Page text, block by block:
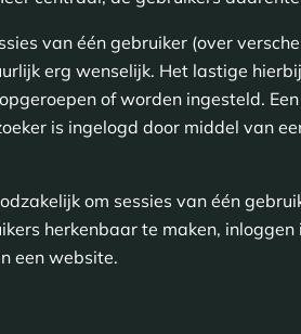
van één gebruiker (over
erg wenselijk. Het lastige
of worden ingesteld.
is ingelogd door middel van
om sessies van één
herkenbaar te maken,
een website.